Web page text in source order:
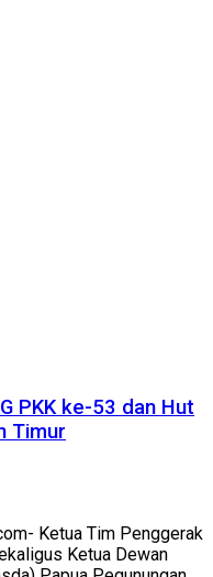
PKK ke-53 dan Hut
Timur
Ketua Tim Penggerak
Ketua Dewan